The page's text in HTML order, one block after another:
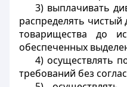
3) выплачивать
распределять
товарищества до
обеспеченных
4) осуществлять
требований без